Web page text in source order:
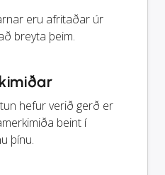
eru afritaðar úr
breyta þeim.
hefur verið gerð er
beint í
þínu.